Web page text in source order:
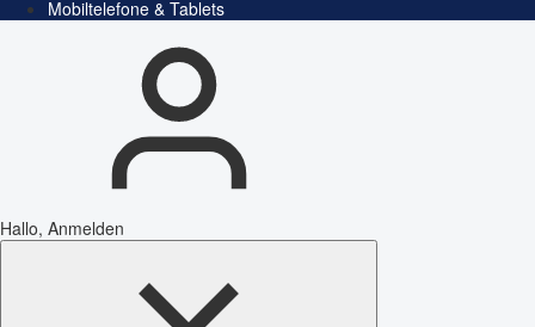
Mobiltelefone & Tablets
Hallo, Anmelden